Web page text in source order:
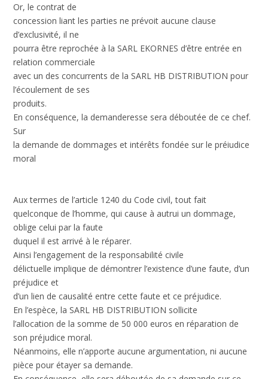
Or, le contrat de
concession liant les parties ne prévoit aucune clause
d’exclusivité, il ne
pourra être reprochée à la SARL EKORNES d’être entrée en
relation commerciale
avec un des concurrents de la SARL HB DISTRIBUTION pour
l’écoulement de ses
produits.
En conséquence, la demanderesse sera déboutée de ce chef.
Sur
la demande de dommages et intérêts fondée sur le préiudice
moral
Aux termes de l’article 1240 du Code civil, tout fait
quelconque de l’homme, qui cause à autrui un dommage,
oblige celui par la faute
duquel il est arrivé à le réparer.
Ainsi l’engagement de la responsabilité civile
délictuelle implique de démontrer l’existence d’une faute, d’un
préjudice et
d’un lien de causalité entre cette faute et ce préjudice.
En l’espèce, la SARL HB DISTRIBUTION sollicite
l’allocation de la somme de 50 000 euros en réparation de
son préjudice moral.
Néanmoins, elle n’apporte aucune argumentation, ni aucune
pièce pour étayer sa demande.